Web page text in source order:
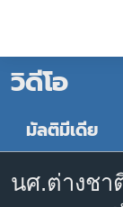
ต่อ
เนื้อหา
ข้าม
หน้าหลัก
โลก
เอเชีย
สหรัฐฯ
วิดีโอ
มัลติมีเดีย
นศ.ต่างชา